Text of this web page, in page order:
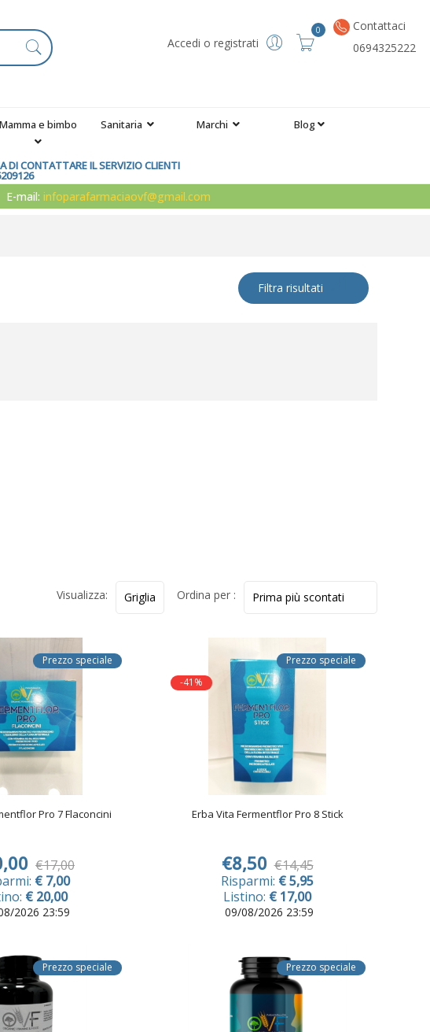
Accedi o registrati
0
Contattaci
0694325222
Mamma e bimbo Sanitaria Marchi Blog
DI CONTATTARE IL SERVIZIO CLIENTI
E-mail:infoparafarmaciaovf@gmail.com
Filtra risultati
Visualizza: Ordina per :
Prezzo speciale
Pro 7 Flaconcini
€17,00
€ 7,00
€ 20,00
2026 23:59
Prezzo speciale
-41%
Erba Vita Fermentflor Pro 8 Stick
€8,50 €14,45
Risparmi: € 5,95
Listino: € 17,00
09/08/2026 23:59
Prezzo speciale Prezzo speciale